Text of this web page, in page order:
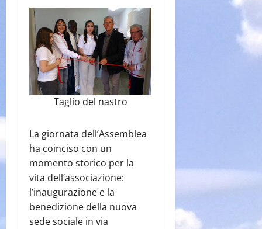
Taglio del nastro
La giornata dell’Assemblea
ha coinciso con un
momento storico per la
vita dell’associazione:
l’inaugurazione e la
benedizione della nuova
sede sociale in via